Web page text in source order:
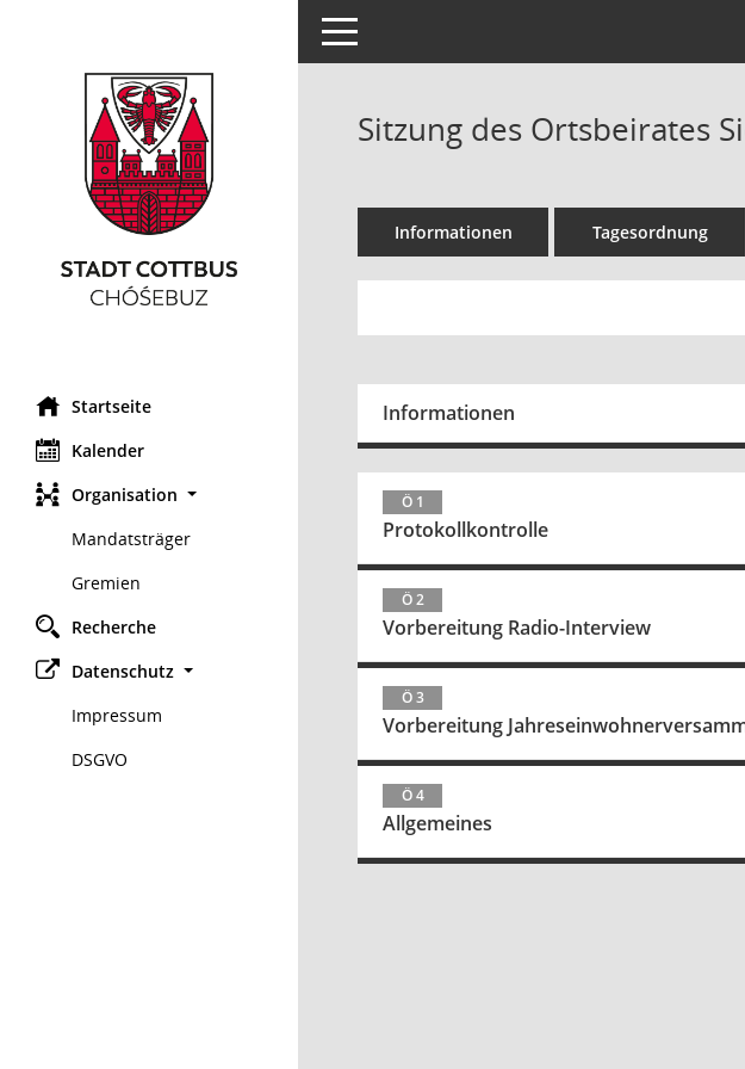
Startseite
Kalender
Organisation
Mandatsträger
Gremien
Recherche
Datenschutz
Impressum
DSGVO
Toggle navigation
Sitzung des Ortsbeirates
Informationen Tagesordnung
Informationen
Ö 1
Protokollkontrolle
Ö 2
Vorbereitung Radio-Interview
Ö 3
Vorbereitung
Ö 4
Allgemeines